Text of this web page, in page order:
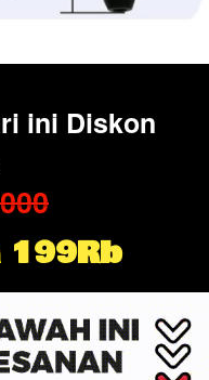
ini Diskon
199Rb